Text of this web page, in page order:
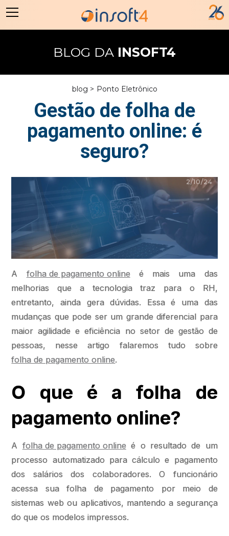
BLOG DAINSOFT4
blog > Ponto Eletrônico
Gestão de folha de
pagamento online: é
seguro?
2/10/24
A folha de pagamento onlineé mais uma das
melhorias que a tecnologia traz para o RH,
entretanto, ainda gera dúvidas. Essa é uma das
mudanças que pode ser um grande diferencial para
maior agilidade e eficiência no setor de gestão de
pessoas, nesse artigo falaremos tudo sobre
folha de pagamento online.
O que é a folha de
pagamento online?
A folha de pagamento onlineé o resultado de um
processo automatizado para cálculo e pagamento
dos salários dos colaboradores. O funcionário
acessa sua folha de pagamento por meio de
sistemas web ou aplicativos, mantendo a segurança
do que os modelos impressos.